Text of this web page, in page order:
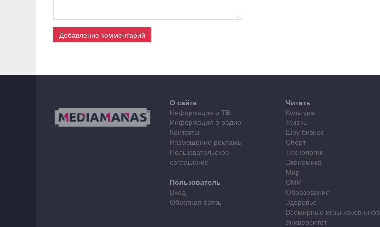
Добавление комментарий
О сайте
Информация о ТВ
Информация о радио
Контакты
Размещение рекламы
Пользовательское
соглашение
Пользователь
Вход
Обратная связь
Читать
Культура
Жизнь
Шоу бизнес
Спорт
Технологии
Экономика
Мир
СМИ
Образование
Здоровье
Всемирные игры кочевников
Университет